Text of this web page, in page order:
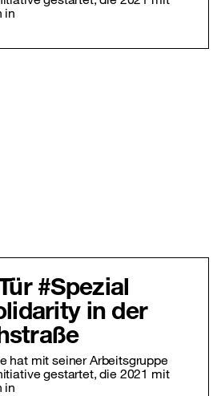
in
#Spezial
in der
hat mit seiner Arbeitsgruppe
gestartet, die 2021 mit
in